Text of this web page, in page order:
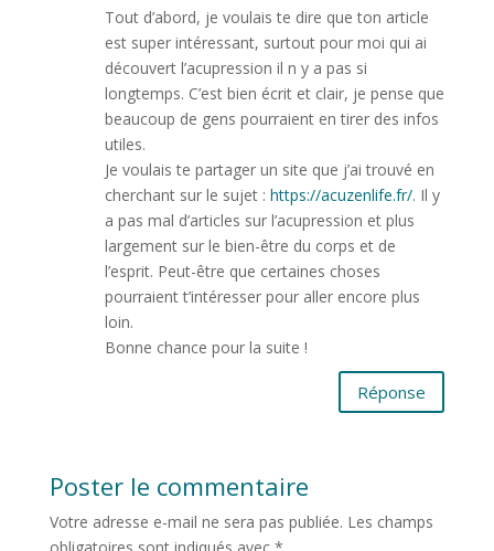
Tout d’abord, je voulais te dire que ton article
est super intéressant, surtout pour moi qui ai
découvert l’acupression il n y a pas si
longtemps. C’est bien écrit et clair, je pense que
beaucoup de gens pourraient en tirer des infos
utiles.
Je voulais te partager un site que j’ai trouvé en
cherchant sur le sujet : https://acuzenlife.fr/. Il y
a pas mal d’articles sur l’acupression et plus
largement sur le bien-être du corps et de
l’esprit. Peut-être que certaines choses
pourraient t’intéresser pour aller encore plus
loin.
Bonne chance pour la suite !
Réponse
Poster le commentaire
Votre adresse e-mail ne sera pas publiée. Les champs